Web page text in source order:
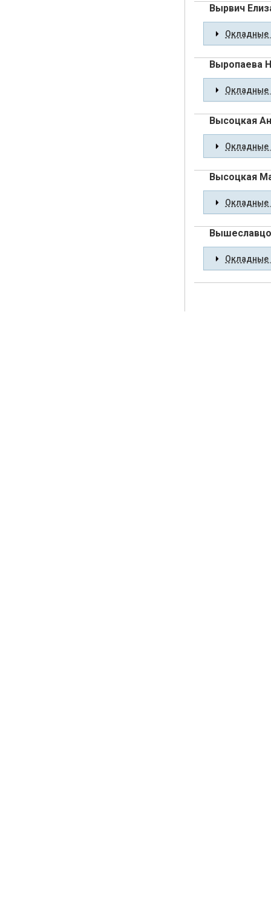
Вырвич
Окладные
Выропаева
Окладные
Высоцкая
Окладные
Высоцкая
Окладные
Окладные